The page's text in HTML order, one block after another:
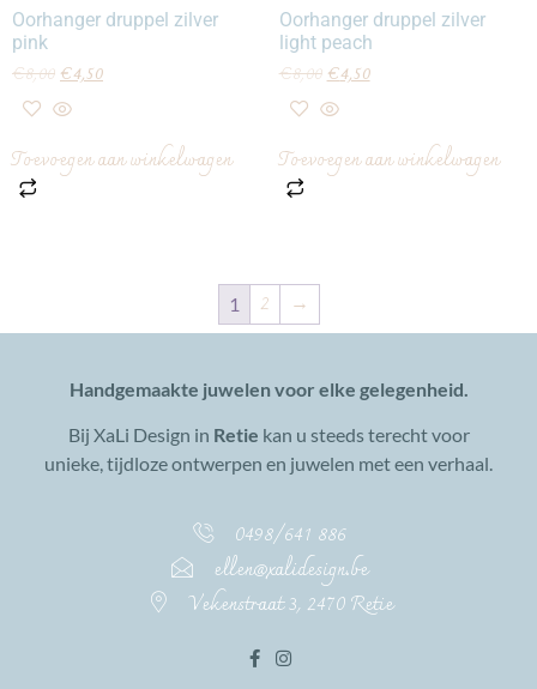
Oorhanger druppel zilver
pink
€8,00€4,50
Toevoegen aan winkelwagen
Oorhanger druppel zilver
light peach
€8,00€4,50
Toevoegen aan winkelwagen
1 2 →
Handgemaakte juwelen voor elke gelegenheid.
Bij XaLi Design in Retie kan u steeds terecht voor
unieke, tijdloze ontwerpen en juwelen met een verhaal.
0498/641 886
ellen@xalidesign.be
Vekenstraat 3, 2470 Retie